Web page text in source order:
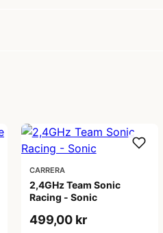
CARRERA
2,4GHz Team Sonic
Racing - Sonic
499,00 kr